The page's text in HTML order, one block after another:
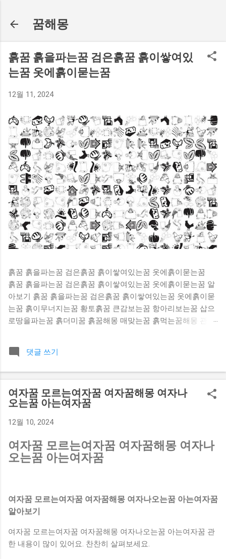
꿈해몽
흙꿈 흙을파는꿈 검은흙꿈 흙이쌓여있
는꿈 옷에흙이묻는꿈
12월 11, 2024
흙꿈 흙을파는꿈 검은흙꿈 흙이쌓여있는꿈 옷에흙이묻는꿈
흙꿈 흙을파는꿈 검은흙꿈 흙이쌓여있는꿈 옷에흙이묻는꿈 알
아보기 흙꿈 흙을파는꿈 검은흙꿈 흙이쌓여있는꿈 옷에흙이묻
는꿈 흙이무너지는꿈 황토흙꿈 큰감보는꿈 항아리보는꿈 삽으
로땅을파는꿈 흙더미꿈 흙꿈해몽 매맞는꿈 흙먹는꿈해몽 관한
화나 옛날 유물이 나오는 꿈 ] 흙을 파내니 금은보화나 옛날 유
물이 나오는 꿈을 꾸면 어떤 기관에서 연구나 사업성과를 얻고
으로 정원을 다시 가꾸는 꿈 ] 흙으로 정원을 다시 가꾸는 꿈을
꾸었다면 사업이 점차 기반을 잡아 날로 번칭하게 된다. 흙을
파는꿈 [ 땅바닥에 앉아 있는 꿈 ] 땅바닥에 앉아 있는 꿈을 꾸
게되면 생활환경이 안정될 조짐으로 좋은 꿈이다. 또는 술대접
수렁에 빠지는 꿈을 꾸었다면 생활이나 사업상 많은 곤경에 처
하게 된다. 흙이쌓여있는꿈 [ 흙 속에서 물건이 나오는 꿈 ] 흙
속에서 물건이 나오는 꿈을 꾸었다면 실직자라면 유일한 소득
면 하는 일이 크게 성공하거나 권세를 얻게 된다. 흙이무너지
는꿈 [ 흙으로 사람이나 동물, 어떤 형상을 빚는 꿈 ] 흙으로 사
람이나 동물, 어떤 형상을 빚는 꿈을 꾸면 창작활동을 하거나 사
업을 꾸려나가게 되며, 여러 차례 어려움을 극복하고 노력한 대
가를 거두게 된다. 황토흙꿈 [ 흙을 파내서 차나 수레에 실어
댓글 쓰기
여자꿈 모르는여자꿈 여자꿈해몽 여자나
오는꿈 아는여자꿈
12월 10, 2024
여자꿈 모르는여자꿈 여자꿈해몽 여자나
오는꿈 아는여자꿈
여자꿈 모르는여자꿈 여자꿈해몽 여자나오는꿈 아는여자꿈
알아보기
여자꿈 모르는여자꿈 여자꿈해몽 여자나오는꿈 아는여자꿈 관
한 내용이 많이 있어요. 찬찬히 살펴보세요.